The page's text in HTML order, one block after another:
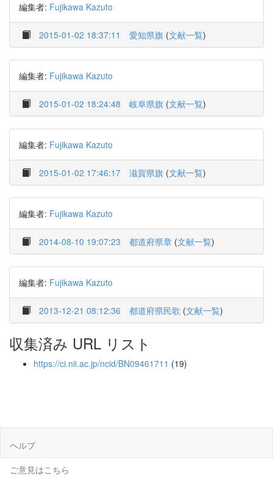
編集者: Fujikawa Kazuto
2015-01-02 18:37:11 愛知県旗 (文献一覧)
編集者: Fujikawa Kazuto
2015-01-02 18:24:48 岐阜県旗 (文献一覧)
編集者: Fujikawa Kazuto
2015-01-02 17:46:17 滋賀県旗 (文献一覧)
編集者: Fujikawa Kazuto
2014-08-10 19:07:23 都道府県章 (文献一覧)
編集者: Fujikawa Kazuto
2013-12-21 08:12:36 都道府県民歌 (文献一覧)
収集済み URL リスト
https://ci.nii.ac.jp/ncid/BN09461711 (19)
ヘルプ
ご意見はこちら